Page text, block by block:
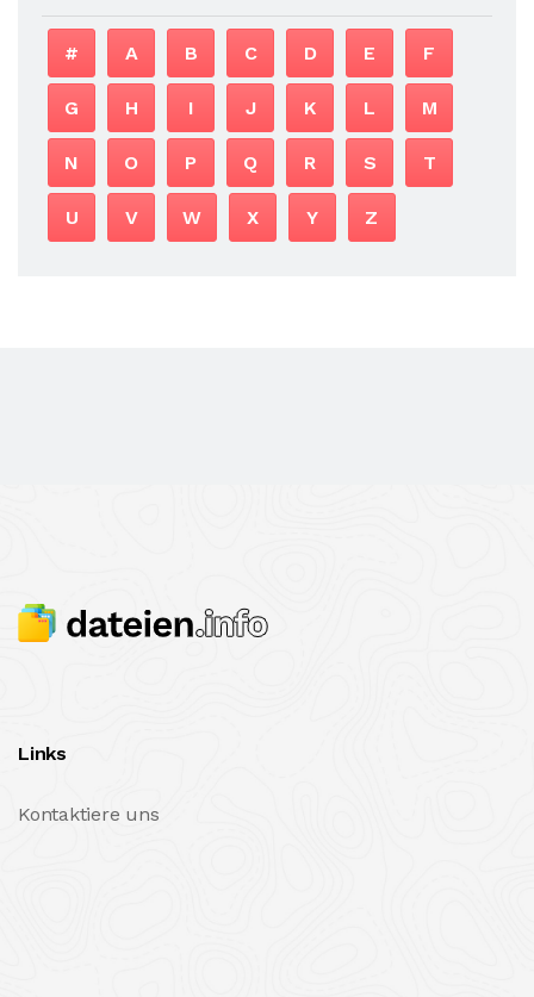
# A B C D E F
G H I J K L M
N O P Q R S T
U V W X Y Z
Links
Kontaktiere uns